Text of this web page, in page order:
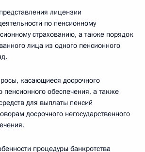
лицензии
по пенсионному
страхованию, а также порядок
лица из одного пенсионного
касающиеся досрочного
пенсионного обеспечения, а также
для выплаты пенсий
досрочного негосударственного
процедуры банкротства